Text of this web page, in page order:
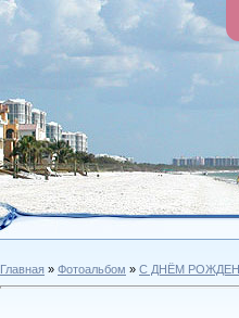
Главная » Фотоальбом » С ДНЁМ